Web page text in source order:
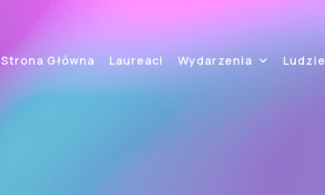
Strona Główna Laureaci Wydarzenia Ludzie